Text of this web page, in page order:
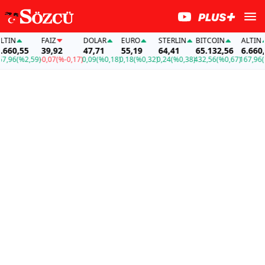
(%2,59)
FAİZ
39,92
-0,07(%-0,17)
DOLAR
47,71
0,09(%0,18)
EURO
55,19
0,18(%0,32)
STERLIN
64,41
0,24(%0,38)
BITCOIN
65.132,56
432,56(%0,67)
ALTIN
6.660,55
167,96